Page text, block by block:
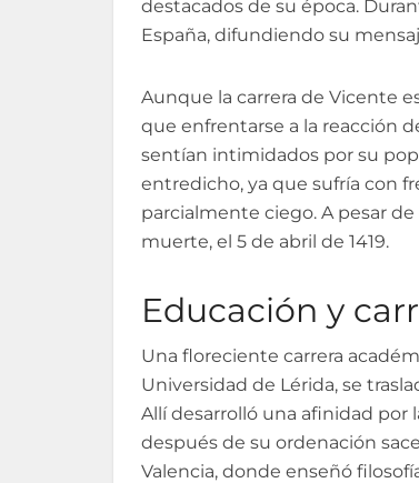
destacados de su época.
España, difundiendo su
Aunque la carrera de Vicente
que enfrentarse a la reacción
sentían intimidados por su
entredicho, ya que sufría con
parcialmente ciego. A pesar
muerte, el 5 de abril de 1419.
Educación y
Una floreciente carrera
Universidad de Lérida, se
Allí desarrolló una afinidad por
después de su ordenación
Valencia, donde enseñó